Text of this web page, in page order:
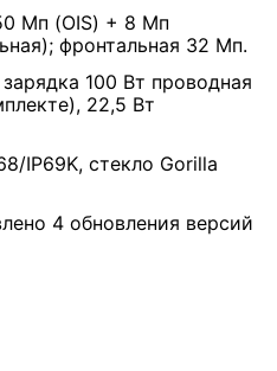
Мп (OIS) + 8 Мп
фронтальная 32 Мп.
100 Вт проводная
22,5 Вт
IP69K, стекло Gorilla
4 обновления версий